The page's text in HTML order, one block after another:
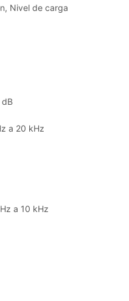
Nivel de carga
dB
a 20 kHz
a 10 kHz